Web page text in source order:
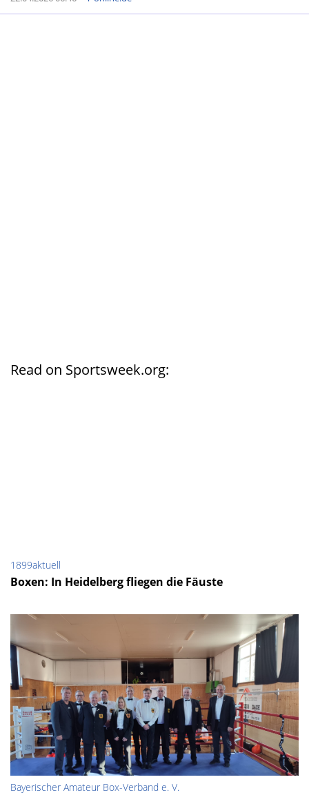
Read on Sportsweek.org:
1899aktuell
Boxen: In Heidelberg fliegen die Fäuste
Bayerischer Amateur Box-Verband e. V.